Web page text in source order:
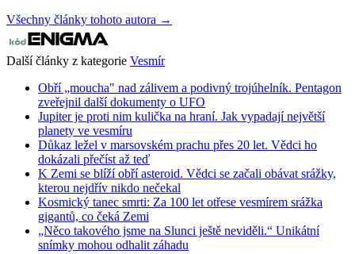
Všechny články tohoto autora →
Další články z kategorie Vesmír
Obří „moucha" nad zálivem a podivný trojúhelník. Pentagon
zveřejnil další dokumenty o UFO
Jupiter je proti nim kulička na hraní. Jak vypadají největší
planety ve vesmíru
Důkaz ležel v marsovském prachu přes 20 let. Vědci ho
dokázali přečíst až teď
K Zemi se blíží obří asteroid. Vědci se začali obávat srážky,
kterou nejdřív nikdo nečekal
Kosmický tanec smrti: Za 100 let otřese vesmírem srážka
gigantů, co čeká Zemi
„Něco takového jsme na Slunci ještě neviděli.“ Unikátní
snímky mohou odhalit záhadu